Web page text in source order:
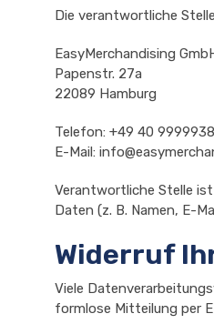
Die verantwortliche
EasyMerchandising
Papenstr. 27a
22089 Hamburg
Telefon: +49 40
E-Mail:
Verantwortliche Stelle
Daten (z. B. Namen, E-
Widerruf
Viele
formlose Mitteilung per